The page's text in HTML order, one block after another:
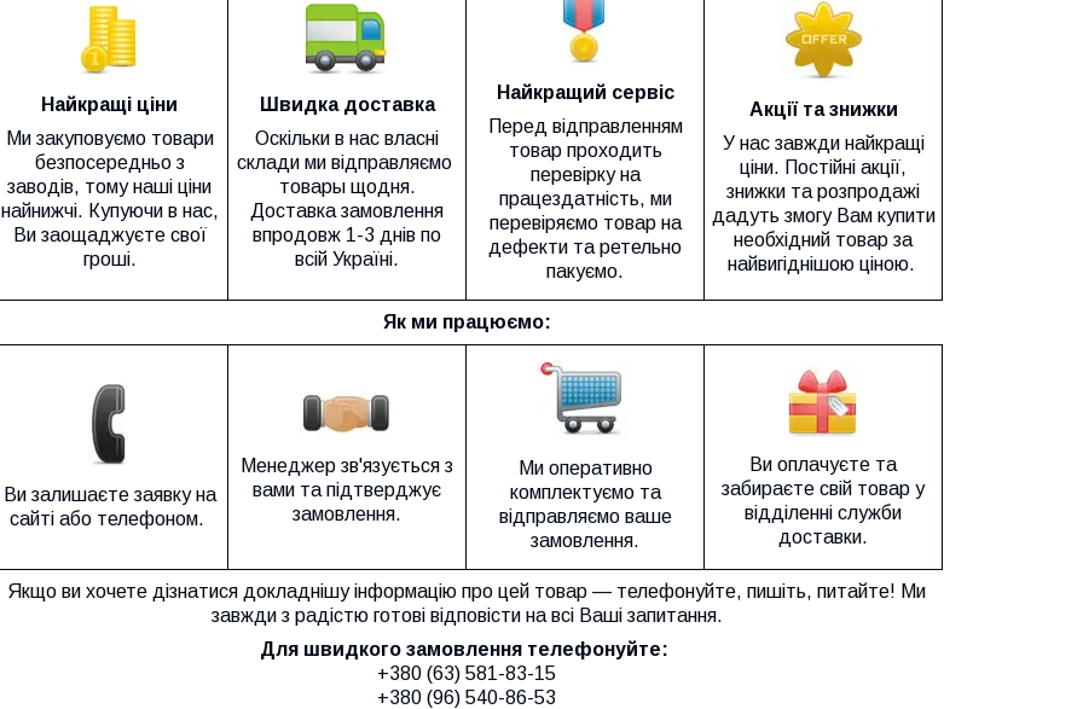
Найкращі ціни
Ми закуповуємо товари
безпосередньо з
заводів, тому наші ціни
найнижчі. Купуючи в нас,
Ви заощаджуєте свої
гроші.
Швидка доставка
Оскільки в нас власні
склади ми відправляємо
товары щодня.
Доставка замовлення
впродовж 1-3 днів по
всій Україні.
Найкращий сервіс
Перед відправленням
товар проходить
перевірку на
працездатність, ми
перевіряємо товар на
дефекти та ретельно
пакуємо.
Акції та знижки
У нас завжди найкращі
ціни. Постійні акції,
знижки та розпродажі
дадуть змогу Вам купити
необхідний товар за
найвигіднішою ціною.
Як ми працюємо:
Ви залишаєте заявку на
сайті або телефоном.
Менеджер зв'язується з
вами та підтверджує
замовлення.
Ми оперативно
комплектуємо та
відправляємо ваше
замовлення.
Ви оплачуєте та
забираєте свій товар у
відділенні служби
доставки.
Якщо ви хочете дізнатися докладнішу інформацію про цей товар — телефонуйте, пишіть, питайте! Ми
завжди з радістю готові відповісти на всі Ваші запитання.
Для швидкого замовлення телефонуйте:
+380 (63) 581-83-15
+380 (96) 540-86-53